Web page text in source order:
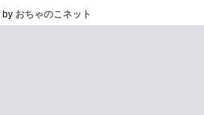
by おちゃのこネット